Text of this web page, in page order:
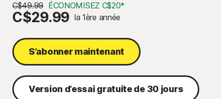
C$49.99 ÉCONOMISEZ C$20*
C$29.99 la 1ère année
S’abonner maintenant
Version d’essai gratuite de 30 jours